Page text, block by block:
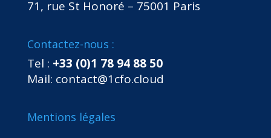
71, rue St Honoré – 75001 Paris
Contactez-nous :
Tel : +33 (0)1 78 94 88 50
Mail: contact@1cfo.cloud
Mentions légales